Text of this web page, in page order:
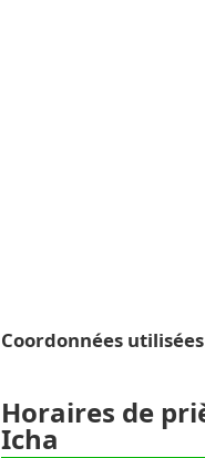
Coordonnées
Horaires de
Icha